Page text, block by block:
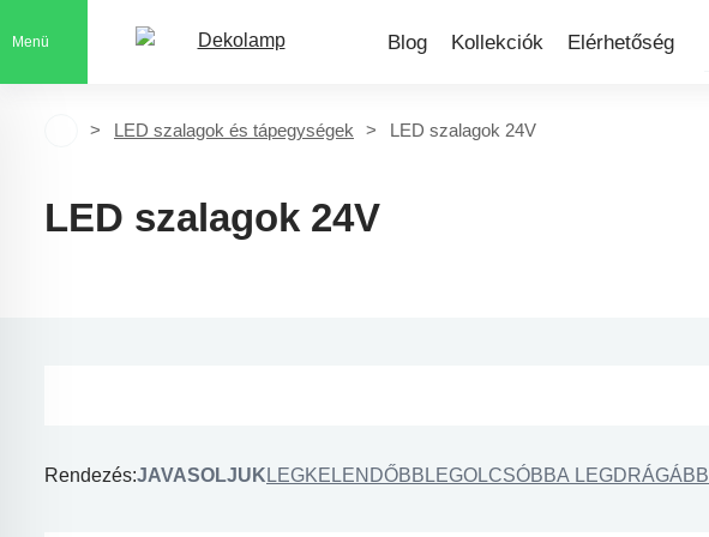
Menü Blog Kollekciók Elérhetőség
LED szalagok és tápegységek LED szalagok 24V
LED szalagok 24V
Rendezés:JAVASOLJUK LEGKELENDŐBB LEGOLCSÓBBA LEGDRÁGÁBB